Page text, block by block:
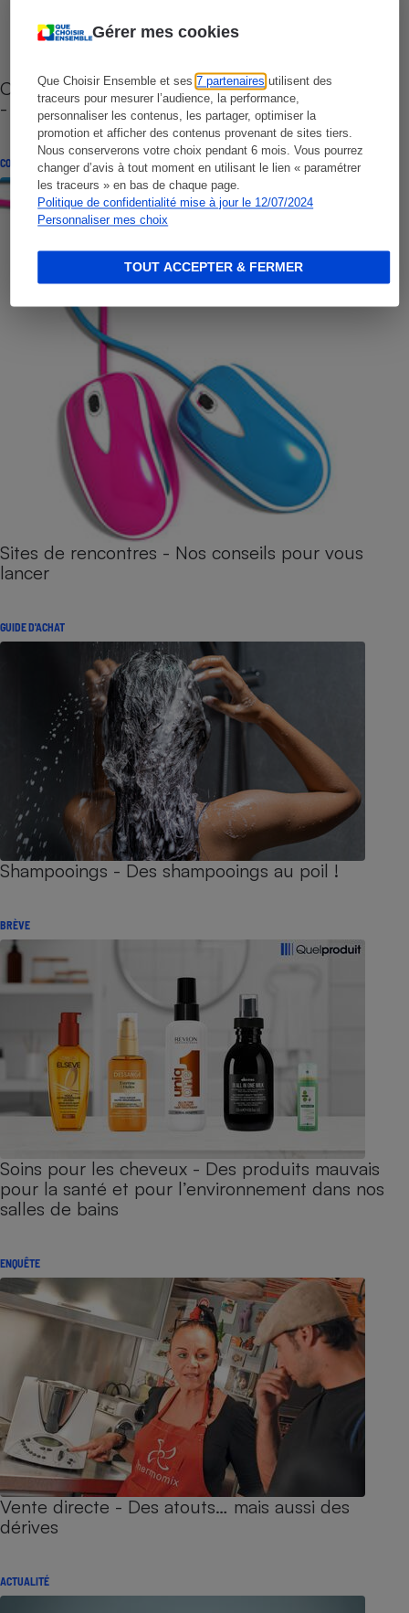
Gérer mes cookies
Que Choisir Ensemble et ses7 partenaires utilisent des
traceurs pour mesurer l’audience, la performance,
personnaliser les contenus, les partager, optimiser la
promotion et afficher des contenus provenant de sites tiers.
Nous conserverons votre choix pendant 6 mois. Vous pourrez
changer d’avis à tout moment en utilisant le lien « paramétrer
les traceurs » en bas de chaque page.
Politique de confidentialité mise à jour le 12/07/2024
Personnaliser mes choix
TOUT ACCEPTER & FERMER
Cafetière à capsules zéro déchet CoffeeB (vidéo)
- Premières impressions
CONSEILS
Sites de rencontres - Nos conseils pour vous
lancer
GUIDE D'ACHAT
Shampooings - Des shampooings au poil !
BRÈVE
Soins pour les cheveux - Des produits mauvais
pour la santé et pour l’environnement dans nos
salles de bains
ENQUÊTE
Vente directe - Des atouts… mais aussi des
dérives
ACTUALITÉ